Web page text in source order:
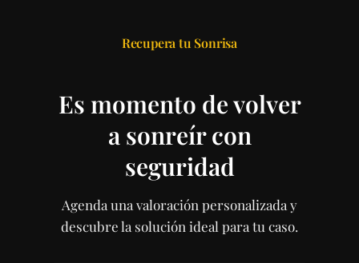
Recupera tu Sonrisa
Es momento de volver
a sonreír con
seguridad
Agenda una valoración personalizada y
descubre la solución ideal para tu caso.